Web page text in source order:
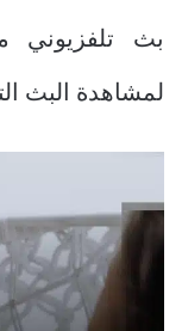
بث تلفزيوني
لمشاهدة البث